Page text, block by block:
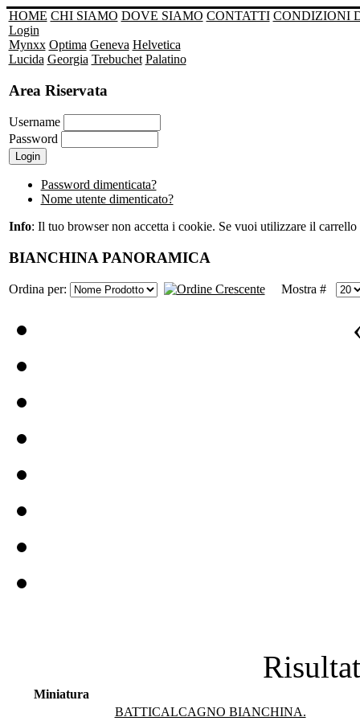
HOME CHI SIAMO DOVE SIAMO CONTATTI CONDIZIONI
Login
Mynxx Optima Geneva Helvetica
Lucida Georgia Trebuchet Palatino
Area Riservata
Username
Password
Password dimenticata?
Nome utente dimenticato?
Info: Il tuo browser non accetta i cookie. Se vuoi utilizzare il
BIANCHINA PANORAMICA
Ordina per: Mostra #
Miniatura
BATTICALCAGNO BIANCHINA.